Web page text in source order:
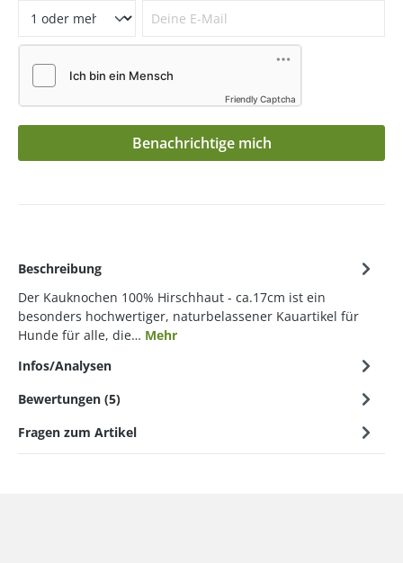
Friendly Captcha
Benachrichtige mich
Beschreibung
Der Kauknochen 100% Hirschhaut - ca.17cm ist ein
besonders hochwertiger, naturbelassener Kauartikel für
Hunde für alle, die… Mehr
Infos/Analysen
Bewertungen (5)
Fragen zum Artikel